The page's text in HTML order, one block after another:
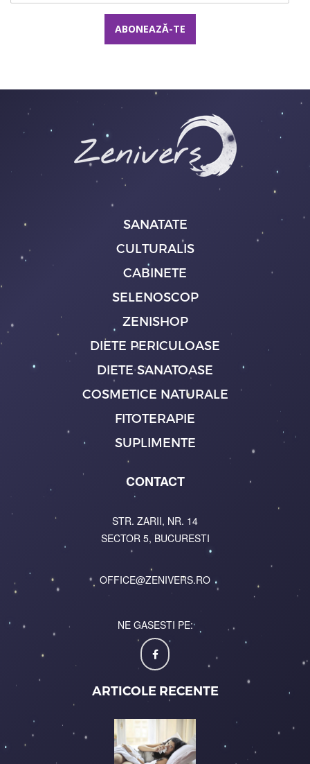
SANATATE
CULTURALIS
CABINETE
SELENOSCOP
ZENISHOP
DIETE PERICULOASE
DIETE SANATOASE
COSMETICE NATURALE
FITOTERAPIE
SUPLIMENTE
CONTACT
STR. ZARII, NR. 14
SECTOR 5, BUCURESTI
OFFICE@ZENIVERS.RO
NE GASESTI PE:
ARTICOLE RECENTE